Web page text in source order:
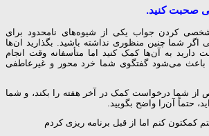
صحبت کنید.
کردن جواب یکی از شیوه‌های نامحدود برای
اگر شما چنین منظوری نداشته باشید. بگذارید ان‌ها
دارید به آن‌ها کمک کنید اما متأسفانه وقت انجام
باعث می‌شود گفتگوی شما خرد محور و غیرعاطفی
از شما درخواست کمک در آخر هفته را بکند، و شما
حتماً آن‌را واضح بگویید.
کمکتون کنم اما از قبل برنامه ریزی کردم